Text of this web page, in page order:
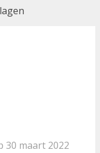
30 maart 2022